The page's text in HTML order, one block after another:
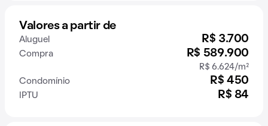
Valores a partir de
Aluguel R$ 3.700
Compra R$ 589.900
R$ 6.624/m²
Condomínio
R$ 450
IPTU R$ 84